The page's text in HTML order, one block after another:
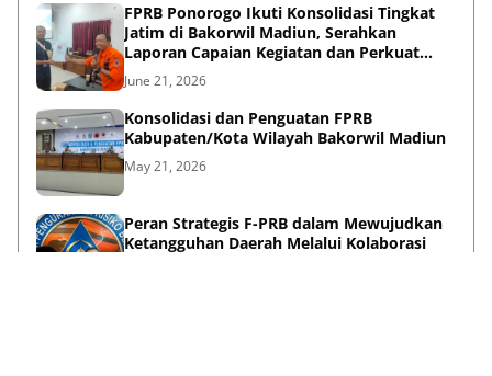
FPRB Ponorogo Ikuti Konsolidasi Tingkat
Jatim di Bakorwil Madiun, Serahkan
Laporan Capaian Kegiatan dan Perkuat
Sinergi Pentahelix
June 21, 2026
Konsolidasi dan Penguatan FPRB
Kabupaten/Kota Wilayah Bakorwil Madiun
May 21, 2026
Peran Strategis F-PRB dalam Mewujudkan
Ketangguhan Daerah Melalui Kolaborasi